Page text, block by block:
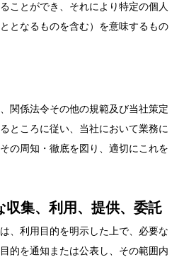
ことができ、それにより特定の個人
となるものを含む）を意味するもの
関係法令その他の規範及び当社策定
ところに従い、当社において業務に
の周知・徹底を図り、適切にこれを
収集、利用、提供、委託
、利用目的を明示した上で、必要な
的を通知または公表し、その範囲内